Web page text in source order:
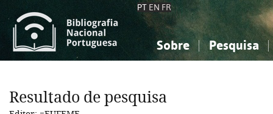
PT EN FR
Sobre Pesquisa
Ciências sociais...
Ciências sociais...
Resultado de pesquisa